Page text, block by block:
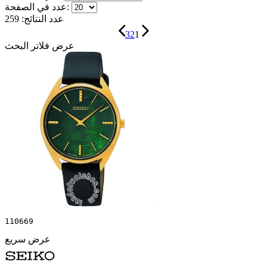
عدد في الصفحة:
عدد النتائج: 259
321
عرض فلاتر البحث
110669
عرض سريع